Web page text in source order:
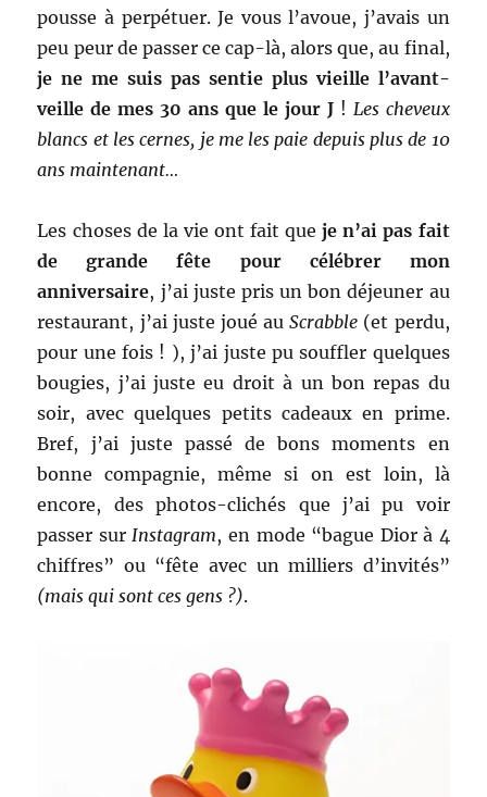
pousse à perpétuer. Je vous l’avoue, j’avais un
peu peur de passer ce cap-là, alors que, au final,
je ne me suis pas sentie plus vieille l’avant-
veille de mes 30 ans que le jour J! Les cheveux
blancs et les cernes, je me les paie depuis plus de 10
ans maintenant…
Les choses de la vie ont fait queje n’ai pas fait
de grande fête pour célébrer mon
anniversaire, j’ai juste pris un bon déjeuner au
restaurant, j’ai juste joué auScrabble (et perdu,
pour une fois ! ), j’ai juste pu souffler quelques
bougies, j’ai juste eu droit à un bon repas du
soir, avec quelques petits cadeaux en prime.
Bref, j’ai juste passé de bons moments en
bonne compagnie, même si on est loin, là
encore, des photos-clichés que j’ai pu voir
passer surInstagram, en mode “bague Dior à 4
chiffres” ou “fête avec un milliers d’invités”
(mais qui sont ces gens ?).